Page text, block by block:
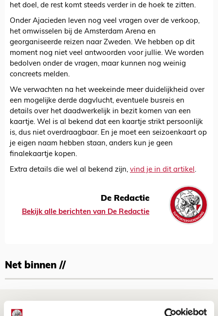
het doel, de rest komt steeds verder in de hoek te zitten.
Onder Ajacieden leven nog veel vragen over de verkoop,
het omwisselen bij de Amsterdam Arena en
georganiseerde reizen naar Zweden. We hebben op dit
moment nog niet veel antwoorden voor jullie. We worden
bedolven onder de vragen, maar kunnen nog weinig
concreets melden.
We verwachten na het weekeinde meer duidelijkheid over
een mogelijke derde dagvlucht, eventuele busreis en
details over het daadwerkelijk in bezit komen van een
kaartje. Wel is al bekend dat een kaartje strikt persoonlijk
is, dus niet overdraagbaar. En je moet een seizoenkaart op
je eigen naam hebben staan, anders kun je geen
finalekaartje kopen.
Extra details die wel al bekend zijn, vind je in dit artikel.
De Redactie
Bekijk alle berichten van De Redactie
Net binnen //
Drie dingen die je moet weten over PEC